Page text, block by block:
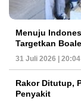
Menuju
Targetkan
31 Juli 2026 | 20:04
Rakor Ditutup,
Penyakit